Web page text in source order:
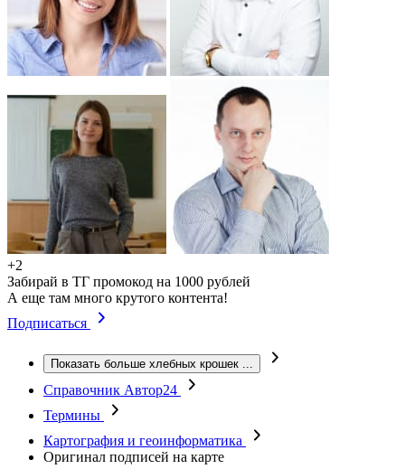
+2
Забирай в ТГ промокод на 1000 рублей
А еще там много крутого контента!
Подписаться
Показать больше хлебных крошек ...
Справочник Автор24
Термины
Картография и геоинформатика
Оригинал подписей на карте